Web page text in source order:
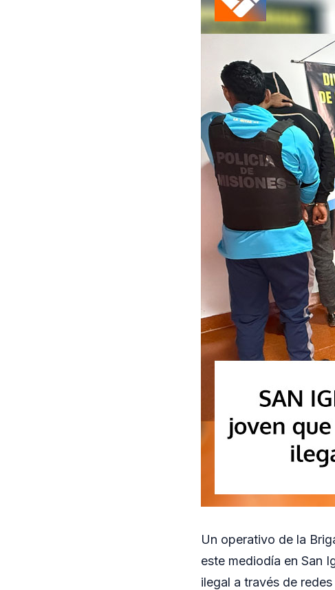
Un operativo de la
este mediodía en San
ilegal a través de